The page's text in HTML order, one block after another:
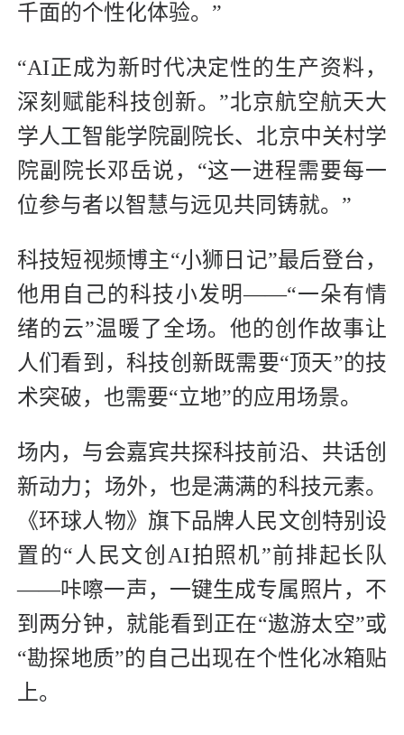
千面的个性化体验。”
“AI正成为新时代决定性的生产资料，
深刻赋能科技创新。”北京航空航天大
学人工智能学院副院长、北京中关村学
院副院长邓岳说，“这一进程需要每一
位参与者以智慧与远见共同铸就。”
科技短视频博主“小狮日记”最后登台，
他用自己的科技小发明——“一朵有情
绪的云”温暖了全场。他的创作故事让
人们看到，科技创新既需要“顶天”的技
术突破，也需要“立地”的应用场景。
场内，与会嘉宾共探科技前沿、共话创
新动力；场外，也是满满的科技元素。
《环球人物》旗下品牌人民文创特别设
置的“人民文创AI拍照机”前排起长队
——咔嚓一声，一键生成专属照片，不
到两分钟，就能看到正在“遨游太空”或
“勘探地质”的自己出现在个性化冰箱贴
上。